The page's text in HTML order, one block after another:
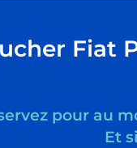
Fiat
pour au
Et